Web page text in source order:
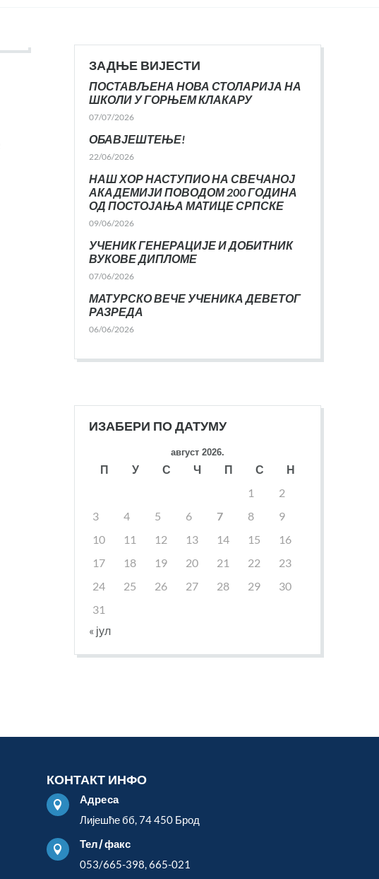
ЗАДЊЕ ВИЈЕСТИ
ПОСТАВЉЕНА НОВА СТОЛАРИЈА НА
ШКОЛИ У ГОРЊЕМ КЛАКАРУ
07/07/2026
ОБАВЈЕШТЕЊЕ!
22/06/2026
НАШ ХОР НАСТУПИО НА СВЕЧАНОЈ
АКАДЕМИЈИ ПОВОДОМ 200 ГОДИНА
ОД ПОСТОЈАЊА МАТИЦЕ СРПСКЕ
09/06/2026
УЧЕНИК ГЕНЕРАЦИЈЕ И ДОБИТНИК
ВУКОВЕ ДИПЛОМЕ
07/06/2026
МАТУРСКО ВЕЧЕ УЧЕНИКА ДЕВЕТОГ
РАЗРЕДА
06/06/2026
ИЗАБЕРИ ПО ДАТУМУ
август 2026.
П У С Ч П С
Н
1
2
3
4 5 6 7 8
9
10
11 12 13 14 15
16
17
18 19 20 21 22
23
24
25 26 27 28 29
30
31
« јул
КОНТАКТ ИНФО

Адреса
Лијешће бб, 74 450 Брод

Тел/факс
053/665-398, 665-021